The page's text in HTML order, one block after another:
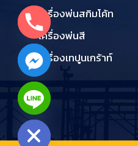
เครื่องพ่นสกิมโค้ท
เครื่องพ่นสี
เครื่องเทปูนเกร้าท์
Hide
chaty